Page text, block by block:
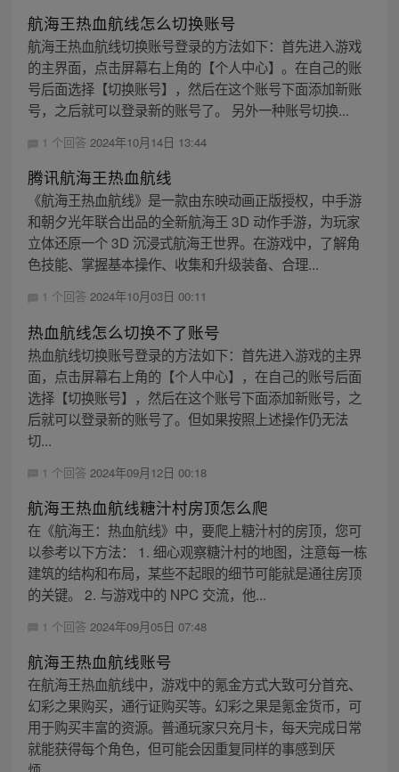
航海王热血航线怎么切换账号
航海王热血航线切换账号登录的方法如下：首先进入游戏
的主界面，点击屏幕右上角的【个人中心】。在自己的账
号后面选择【切换账号】，然后在这个账号下面添加新账
号，之后就可以登录新的账号了。 另外一种账号切换...
1 个回答 2024年10月14日 13:44
腾讯航海王热血航线
《航海王热血航线》是一款由东映动画正版授权，中手游
和朝夕光年联合出品的全新航海王 3D 动作手游，为玩家
立体还原一个 3D 沉浸式航海王世界。在游戏中，了解角
色技能、掌握基本操作、收集和升级装备、合理...
1 个回答 2024年10月03日 00:11
热血航线怎么切换不了账号
热血航线切换账号登录的方法如下：首先进入游戏的主界
面，点击屏幕右上角的【个人中心】，在自己的账号后面
选择【切换账号】，然后在这个账号下面添加新账号，之
后就可以登录新的账号了。但如果按照上述操作仍无法
切...
1 个回答 2024年09月12日 00:18
航海王热血航线糖汁村房顶怎么爬
在《航海王：热血航线》中，要爬上糖汁村的房顶，您可
以参考以下方法： 1. 细心观察糖汁村的地图，注意每一栋
建筑的结构和布局，某些不起眼的细节可能就是通往房顶
的关键。 2. 与游戏中的 NPC 交流，他...
1 个回答 2024年09月05日 07:48
航海王热血航线账号
在航海王热血航线中，游戏中的氪金方式大致可分首充、
幻彩之果购买，通行证购买等。幻彩之果是氪金货币，可
用于购买丰富的资源。普通玩家只充月卡，每天完成日常
就能获得每个角色，但可能会因重复同样的事感到厌